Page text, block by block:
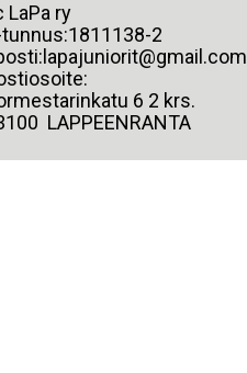
LaPa ry
2
6 2 krs.
LAPPEENRANTA